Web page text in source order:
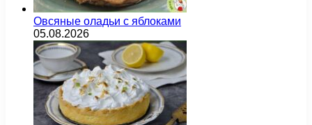
Овсяные оладьи с яблоками
05.08.2026